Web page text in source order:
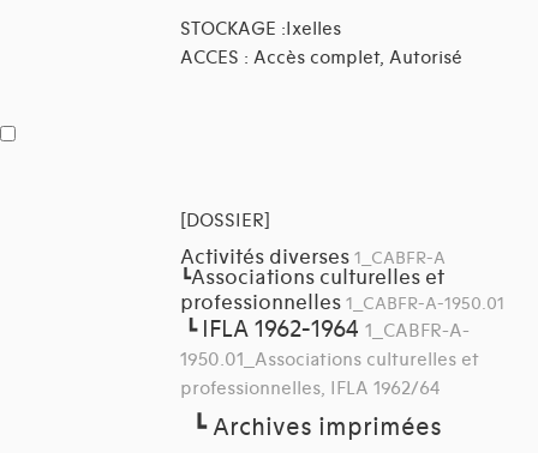
STOCKAGE :Ixelles
ACCES : Accès complet, Autorisé
[DOSSIER]
Activités diverses 1_CABFR-A
┗Associations culturelles et
professionnelles 1_CABFR-A-1950.01
┗ IFLA 1962-1964 1_CABFR-A-
1950.01_Associations culturelles et
professionnelles, IFLA 1962/64
┗Archives imprimées